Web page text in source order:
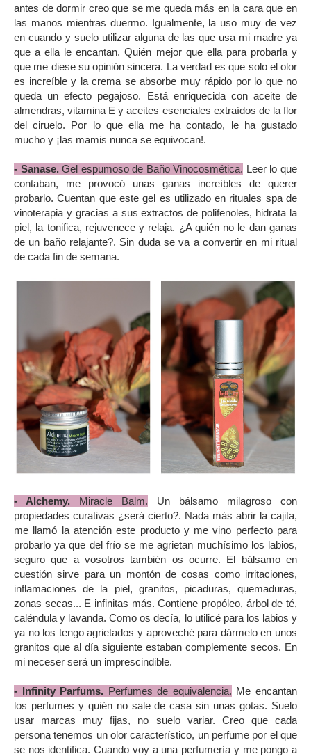
antes de dormir creo que se me queda más en la cara que en
las manos mientras duermo. Igualmente, la uso muy de vez
en cuando y suelo utilizar alguna de las que usa mi madre ya
que a ella le encantan. Quién mejor que ella para probarla y
que me diese su opinión sincera. La verdad es que solo el olor
es increíble y la crema se absorbe muy rápido por lo que no
queda un efecto pegajoso. Está enriquecida con aceite de
almendras, vitamina E y aceites esenciales extraídos de la flor
del ciruelo. Por lo que ella me ha contado, le ha gustado
mucho y ¡las mamis nunca se equivocan!.
- Sanase.Gel espumoso de Baño Vinocosmética. Leer lo que
contaban, me provocó unas ganas increíbles de querer
probarlo. Cuentan que este gel es utilizado en rituales spa de
vinoterapia y gracias a sus extractos de polifenoles, hidrata la
piel, la tonifica, rejuvenece y relaja. ¿A quién no le dan ganas
de un baño relajante?. Sin duda se va a convertir en mi ritual
de cada fin de semana.
- Alchemy. Miracle Balm. Un bálsamo milagroso con
propiedades curativas ¿será cierto?. Nada más abrir la cajita,
me llamó la atención este producto y me vino perfecto para
probarlo ya que del frío se me agrietan muchísimo los labios,
seguro que a vosotros también os ocurre. El bálsamo en
cuestión sirve para un montón de cosas como irritaciones,
inflamaciones de la piel, granitos, picaduras, quemaduras,
zonas secas... E infinitas más. Contiene propóleo, árbol de té,
caléndula y lavanda. Como os decía, lo utilicé para los labios y
ya no los tengo agrietados y aproveché para dármelo en unos
granitos que al día siguiente estaban complemente secos. En
mi neceser será un imprescindible.
- Infinity Parfums. Perfumes de equivalencia. Me encantan
los perfumes y quién no sale de casa sin unas gotas. Suelo
usar marcas muy fijas, no suelo variar. Creo que cada
persona tenemos un olor característico, un perfume por el que
se nos identifica. Cuando voy a una perfumería y me pongo a